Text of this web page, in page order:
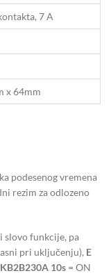
7 A
x 64mm
podesenog vremena
rezim za odlozeno
slovo funkcije, pa
pri uključenju), E
10s = ON